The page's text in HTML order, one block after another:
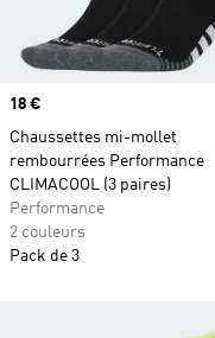
Prix
18 €
Chaussettes mi-mollet
rembourrées Performance
CLIMACOOL (3 paires)
Performance
2 couleurs
Pack de 3